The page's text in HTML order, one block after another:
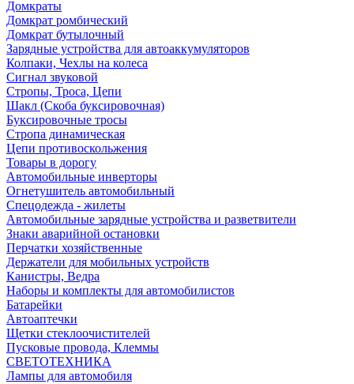
Домкраты
Домкрат ромбический
Домкрат бутылочный
Зарядные устройства для автоаккумуляторов
Колпаки, Чехлы на колеса
Сигнал звуковой
Стропы, Троса, Цепи
Шакл (Скоба буксировочная)
Буксировочные тросы
Стропа динамическая
Цепи противоскольжения
Товары в дорогу
Автомобильные инверторы
Огнетушитель автомобильный
Спецодежда - жилеты
Автомобильные зарядные устройства и разветвители
Знаки аварийной остановки
Перчатки хозяйственные
Держатели для мобильных устройств
Канистры, Ведра
Наборы и комплекты для автомобилистов
Батарейки
Автоаптечки
Щетки стеклоочистителей
Пусковые провода, Клеммы
СВЕТОТЕХНИКА
Лампы для автомобиля